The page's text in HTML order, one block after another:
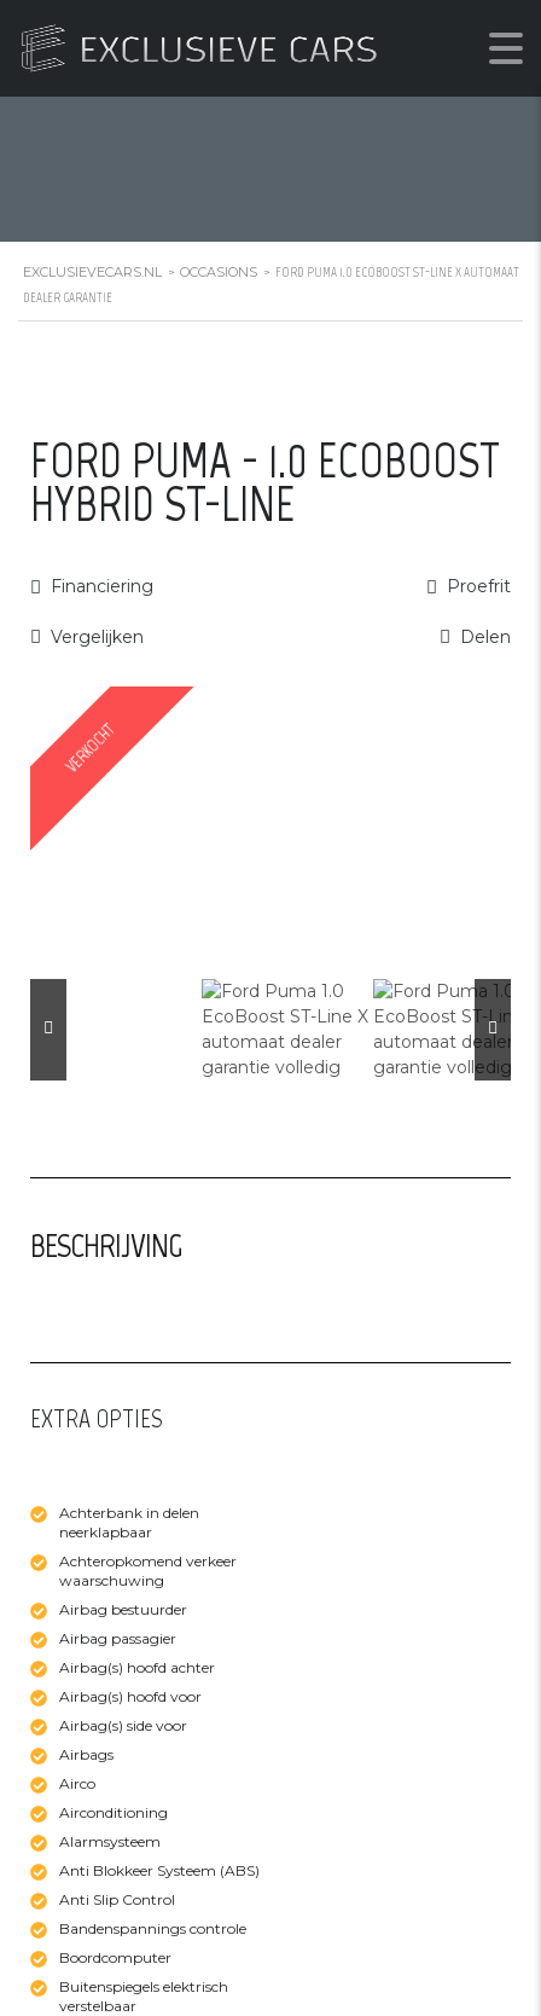
EXCLUSIEVECARS.NL > OCCASIONS > FORD PUMA 1.0 ECOBOOST ST-LINE X AUTOMAAT
DEALER GARANTIE
FORD PUMA - 1.0 ECOBOOST
HYBRID ST-LINE
Financiering Proefrit
Vergelijken Delen
VERKOCHT
BESCHRIJVING
EXTRA OPTIES
Achterbank in delen
neerklapbaar
Achteropkomend verkeer
waarschuwing
Airbag bestuurder
Airbag passagier
Airbag(s) hoofd achter
Airbag(s) hoofd voor
Airbag(s) side voor
Airbags
Airco
Airconditioning
Alarmsysteem
Anti Blokkeer Systeem (ABS)
Anti Slip Control
Bandenspannings controle
Boordcomputer
Buitenspiegels elektrisch
verstelbaar